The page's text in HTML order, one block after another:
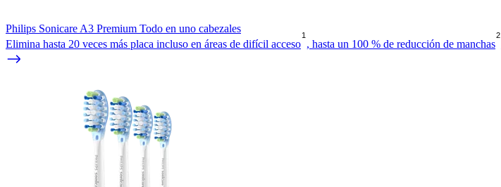
Philips Sonicare A3 Premium Todo en uno cabezales
Elimina hasta 20 veces más placa incluso en áreas de difícil acceso
1
, hasta un 100 % de reducción de manchas
2